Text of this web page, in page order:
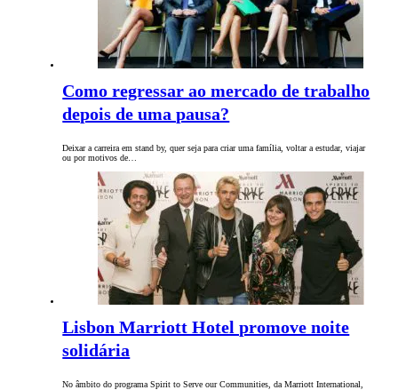
Como regressar ao mercado de trabalho
depois de uma pausa?
Deixar a carreira em stand by, quer seja para criar uma família, voltar a estudar, viajar
ou por motivos de…
Lisbon Marriott Hotel promove noite
solidária
No âmbito do programa Spirit to Serve our Communities, da Marriott International,